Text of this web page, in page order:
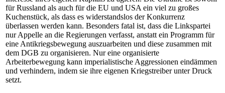
für Russland als auch für die EU und USA ein viel zu großes
Kuchenstück, als dass es widerstandslos der Konkurrenz
überlassen werden kann. Besonders fatal ist, dass die Linkspartei
nur Appelle an die Regierungen verfasst, anstatt ein Programm für
eine Antikriegsbewegung auszuarbeiten und diese zusammen mit
dem DGB zu organisieren. Nur eine organisierte
Arbeiterbewegung kann imperialistische Aggressionen eindämmen
und verhindern, indem sie ihre eigenen Kriegstreiber unter Druck
setzt.